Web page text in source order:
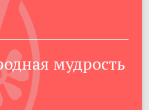
мудрость